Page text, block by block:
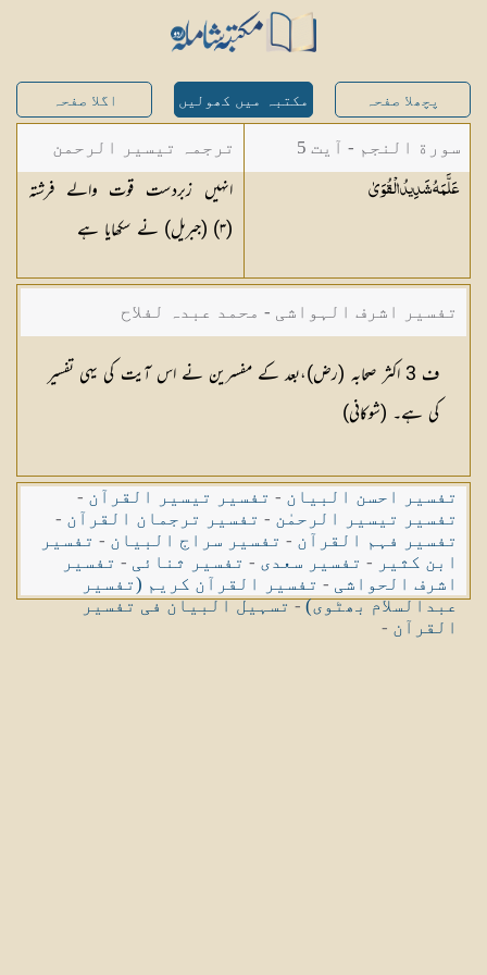
پچھلا صفحہ مکتبہ میں کھولیں اگلا صفحہ
سورة النجم - آیت 5
عَلَّمَهُ شَدِيدُالْقُوَىٰ
ترجمہ تیسیر الرحمن
لبیان القرآن - محمد
لقمان سلفی
انہیں زبردست قوت والے فرشتہ
(٣) (جبریل) نے سکھایا ہے
تفسیر اشرف الہواشی - محمد عبدہ لفلاح
ف 3 اکثر صحابہ (رض)،بعد کے مفسرین نے اس آیت کی یہی تفسیر
کی ہے۔ (شوکانی)
تفسیر احسن البیان - تفسیر تیسیر القرآن -
تفسیر تیسیر الرحمٰن - تفسیر ترجمان القرآن -
تفسیر فہم القرآن - تفسیر سراج البیان - تفسیر
ابن کثیر - تفسیر سعدی - تفسیر ثنائی - تفسیر
اشرف الحواشی - تفسیر القرآن کریم (تفسیر
عبدالسلام بھٹوی)-تسہیل البیان فی تفسیر
القرآن -